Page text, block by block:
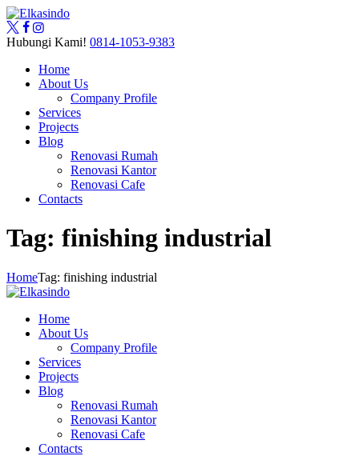
Hubungi Kami! 0814-1053-9383
Home
About Us
Company Profile
Services
Projects
Blog
Renovasi Rumah
Renovasi Kantor
Renovasi Cafe
Contacts
Tag: finishing industrial
HomeTag: finishing industrial
Home
About Us
Company Profile
Services
Projects
Blog
Renovasi Rumah
Renovasi Kantor
Renovasi Cafe
Contacts